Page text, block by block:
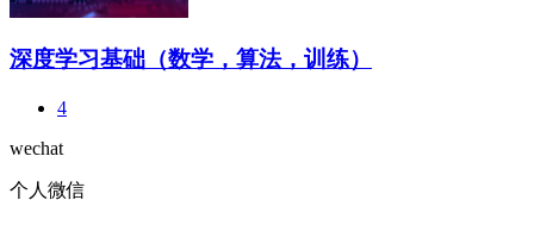
深度学习基础（数学，算法，训练）
4
wechat
个人微信